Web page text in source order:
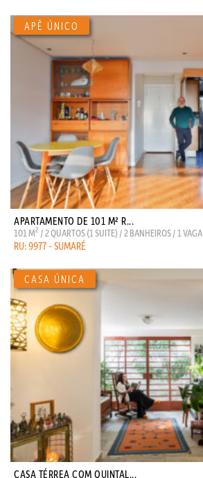
APARTAMENTO DE 101 M² R...
101 M2 / 2 QUARTOS (1 SUITE) / 2 BANHEIROS / 1 VAGA
RU: 9977 - SUMARÉ
CASA TÉRREA COM QUINTAL...